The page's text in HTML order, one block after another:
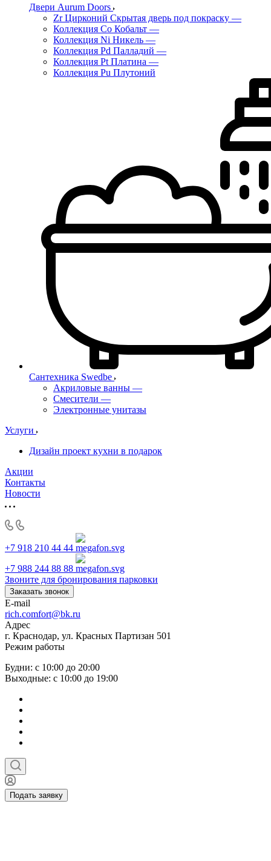
Двери Aurum Doors
Zr Цирконий Скрытая дверь под покраску —
Коллекция Co Кобальт —
Коллекция Ni Никель —
Коллекция Pd Палладий —
Коллекция Pt Платина —
Коллекция Pu Плутоний
Сантехника Swedbe
Акриловые ванны —
Смесители —
Электронные унитазы
Услуги
Дизайн проект кухни в подарок
Акции
Контакты
Новости
+7 918 210 44 44
+7 988 244 88 88
Звоните для бронирования парковки
Заказать звонок
E-mail
rich.comfort@bk.ru
Адрес
г. Краснодар, ул. Красных Партизан 501
Режим работы
Будни: с 10:00 до 20:00
Выходные: с 10:00 до 19:00
Подать заявку